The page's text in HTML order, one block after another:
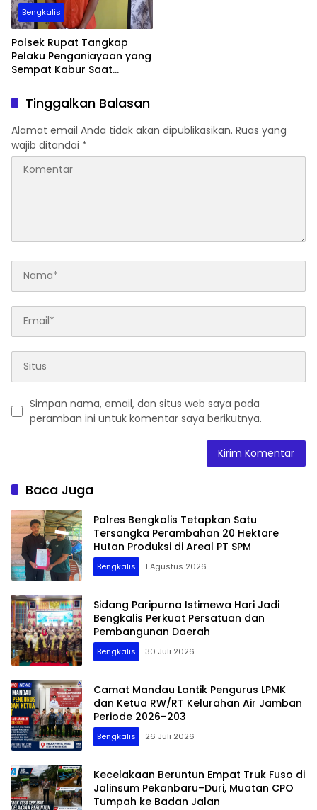
Bengkalis
Polsek Rupat Tangkap
Pelaku Penganiayaan yang
Sempat Kabur Saat
Tinggalkan Balasan
Alamat email Anda tidak akan dipublikasikan. Ruas yang
wajib ditandai *
Simpan nama, email, dan situs web saya pada
peramban ini untuk komentar saya berikutnya.
Baca Juga
Polres Bengkalis Tetapkan Satu
Tersangka Perambahan 20 Hektare
Hutan Produksi di Areal PT SPM
Bengkalis 1 Agustus 2026
Sidang Paripurna Istimewa Hari Jadi
Bengkalis Perkuat Persatuan dan
Pembangunan Daerah
Bengkalis 30 Juli 2026
Camat Mandau Lantik Pengurus LPMK
dan Ketua RW/RT Kelurahan Air Jamban
Periode 2026–203
Bengkalis 26 Juli 2026
Kecelakaan Beruntun Empat Truk Fuso di
Jalinsum Pekanbaru–Duri, Muatan CPO
Tumpah ke Badan Jalan